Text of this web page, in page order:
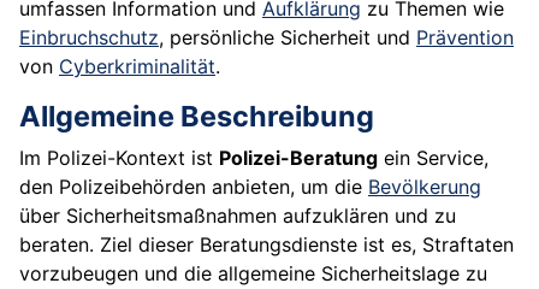
umfassen Information und Aufklärung zu Themen wie
Einbruchschutz, persönliche Sicherheit und Prävention
von Cyberkriminalität.
Allgemeine Beschreibung
Im Polizei-Kontext ist Polizei-Beratung ein Service,
den Polizeibehörden anbieten, um die Bevölkerung
über Sicherheitsmaßnahmen aufzuklären und zu
beraten. Ziel dieser Beratungsdienste ist es, Straftaten
vorzubeugen und die allgemeine Sicherheitslage zu